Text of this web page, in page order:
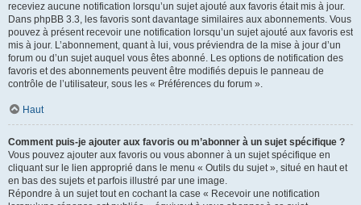
receviez aucune notification lorsqu’un sujet ajouté aux favoris était mis à jour.
Dans phpBB 3.3, les favoris sont davantage similaires aux abonnements. Vous
pouvez à présent recevoir une notification lorsqu’un sujet ajouté aux favoris est
mis à jour. L’abonnement, quant à lui, vous préviendra de la mise à jour d’un
forum ou d’un sujet auquel vous êtes abonné. Les options de notification des
favoris et des abonnements peuvent être modifiés depuis le panneau de
contrôle de l’utilisateur, sous les « Préférences du forum ».
Haut
Comment puis-je ajouter aux favoris ou m’abonner à un sujet spécifique ?
Vous pouvez ajouter aux favoris ou vous abonner à un sujet spécifique en
cliquant sur le lien approprié dans le menu « Outils du sujet », situé en haut et
en bas des sujets et parfois illustré par une image.
Répondre à un sujet tout en cochant la case « Recevoir une notification